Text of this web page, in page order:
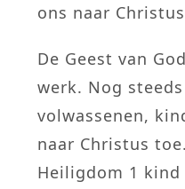
ons naar
De Geest van
werk. Nog
volwassenen,
naar Christus
Heiligdom 1 kind